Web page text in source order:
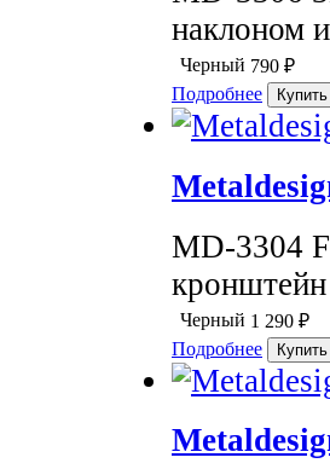
наклоном
Черный 790 ₽
Подробнее
MD-3304
Черный 1 290 ₽
Подробнее